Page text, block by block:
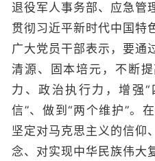
退役军人事务部、应急管
贯彻习近平新时代中国特
广大党员干部表示，要通
清源、固本培元，不断
力、政治执行力，增强“
信”、做到“两个维护”。
坚定对马克思主义的信仰
念、对实现中华民族伟大